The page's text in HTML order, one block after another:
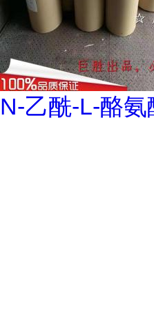
N-乙酰-L-酪氨